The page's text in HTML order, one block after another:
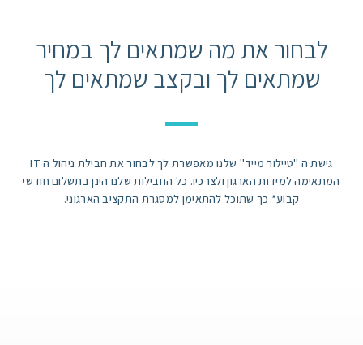
לבחור את מה שמתאים לך במחיר
שמתאים לך ובקצב שמתאים לך
גישת ה "טיילור מייד" שלנו מאפשרת לך לבחור את חבילת ניהול ה IT
המתאימה למידות הארגון ולצרכיו. כל החבילות שלנו הינן בתשלום חודשי
קבוע* כך שתוכל להתאימן למסגרת התקציב הארגוני.